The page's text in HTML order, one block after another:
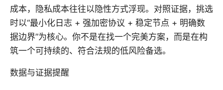
成本，隐私成本往往以隐性方式浮现。对照证据，挑选
时以“最小化日志 + 强加密协议 + 稳定节点 + 明确数
据边界”为核心。你不是在找一个完美方案，而是在构
筑一个可持续的、符合法规的低风险备选。
数据与证据提醒